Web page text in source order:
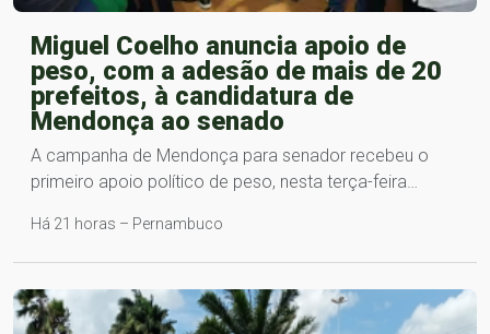
Miguel Coelho anuncia apoio de
peso, com a adesão de mais de 20
prefeitos, à candidatura de
Mendonça ao senado
A campanha de Mendonça para senador recebeu o
primeiro apoio político de peso, nesta terça-feira…
Há 21 horas – Pernambuco